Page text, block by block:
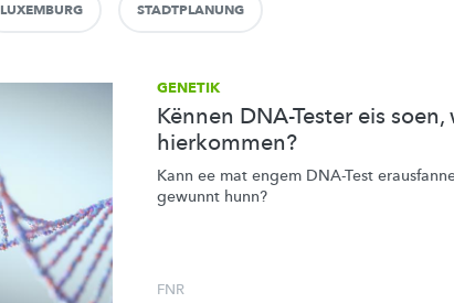
LUXEMBURG STADTPLANUNG
GENETIK
Kënnen DNA-Tester eis
hierkommen?
Kann ee mat engem DNA-Test
gewunnt hunn?
FNR